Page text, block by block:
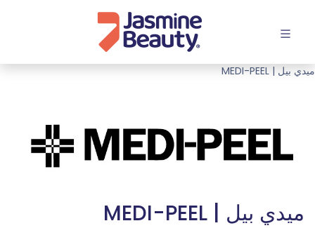
ميدي بيل | MEDI-PEEL
ميدي بيل | MEDI-PEEL